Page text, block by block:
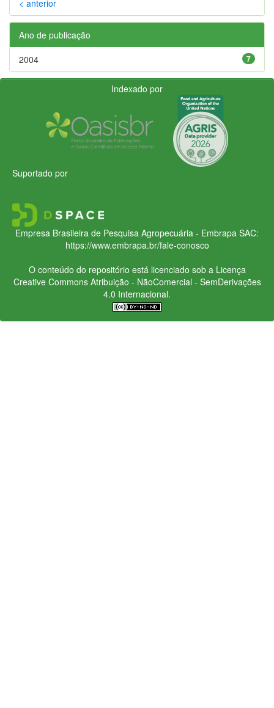
< anterior
Ano de publicação
7
2004
Indexado por
Suportado por
Empresa Brasileira de Pesquisa Agropecuária - Embrapa SAC:
https://www.embrapa.br/fale-conosco
O conteúdo do repositório está licenciado sob a Licença
Creative CommonsAtribuição - NãoComercial - SemDerivações
4.0 Internacional.